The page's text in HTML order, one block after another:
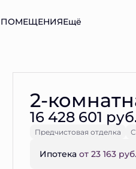
ПОМЕЩЕНИЯЕщё
2-
16 428 601
Предчистовая отделка
Ипотека от 23 163 руб.